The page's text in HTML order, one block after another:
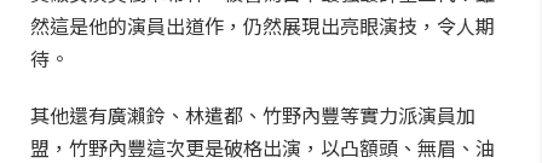
然這是他的演員出道作，仍然展現出亮眼演技，令人期
待。
其他還有廣瀨鈴、林遣都、竹野內豐等實力派演員加
盟，竹野內豐這次更是破格出演，以凸額頭、無眉、油